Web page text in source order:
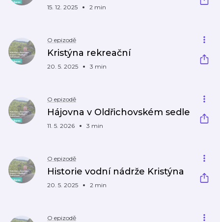
15. 12. 2025 2 min
O epizodě
Kristýna rekreační
20. 5. 2025 3 min
O epizodě
Hájovna v Oldřichovském sedle
11. 5. 2026 3 min
O epizodě
Historie vodní nádrže Kristýna
20. 5. 2025 2 min
O epizodě